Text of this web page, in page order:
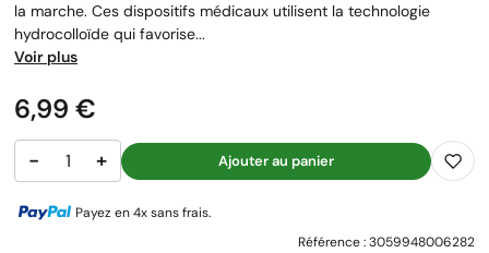
la marche. Ces dispositifs médicaux utilisent la technologie
hydrocolloïde qui favorise...
Voir plus
Prix
6,99 €
− + Ajouter au panier
Payez en 4x sans frais.
Référence :3059948006282